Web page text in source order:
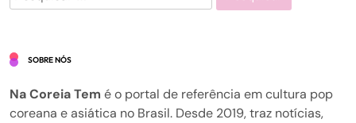
por:
SOBRE NÓS
Na Coreia Tem é o portal de referência em cultura pop
coreana e asiática no Brasil. Desde 2019, traz notícias,